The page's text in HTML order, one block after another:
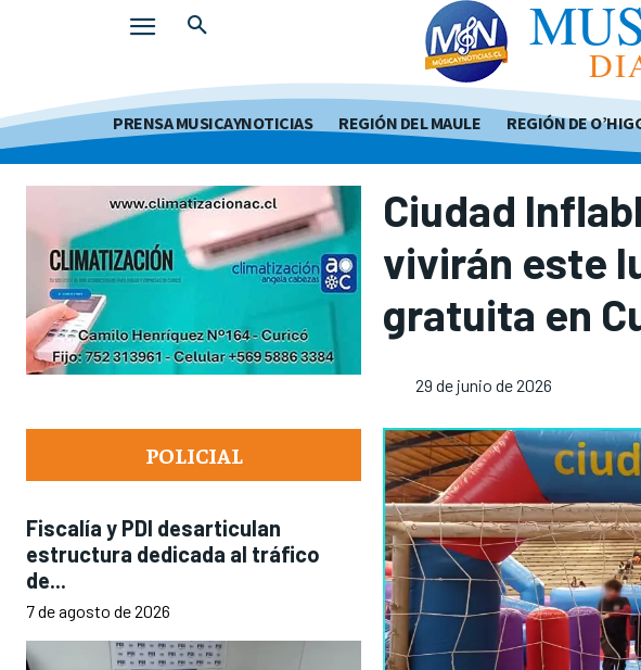
PRENSA MUSICAYNOTICIAS REGIÓN DEL MAULE REGIÓN DE
POLICIAL
Fiscalía y PDI desarticulan
estructura dedicada al tráfico
de...
7 de agosto de 2026
Ciudad
vivirán este
gratuita en
29 de junio de 2026